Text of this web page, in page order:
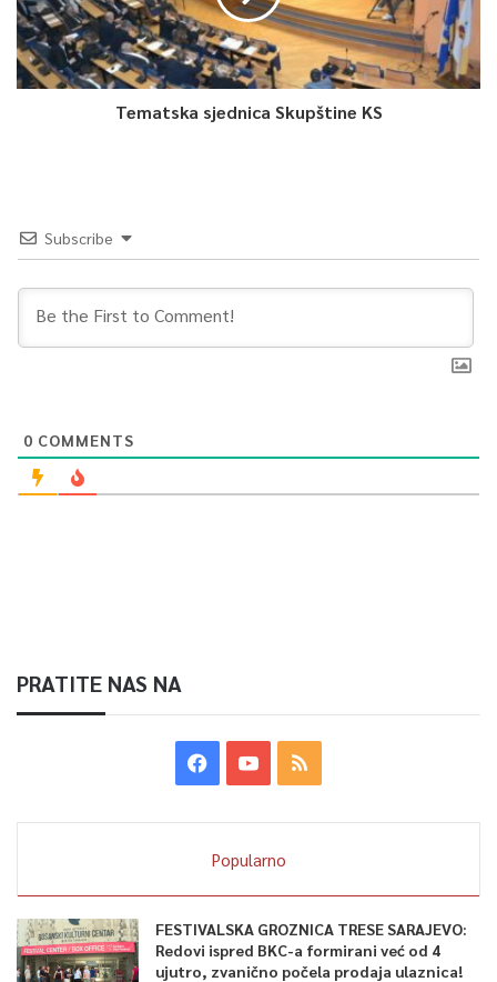
Tematska sjednica Skupštine KS
Subscribe
0 COMMENTS
PRATITE NAS NA
Popularno
FESTIVALSKA GROZNICA TRESE SARAJEVO:
Redovi ispred BKC-a formirani već od 4
ujutro, zvanično počela prodaja ulaznica!